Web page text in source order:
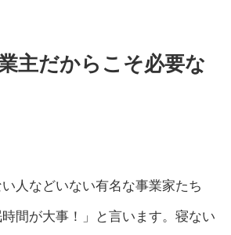
主だからこそ必要な
人などいない有名な事業家たち
間が大事！」と言います。寝ない